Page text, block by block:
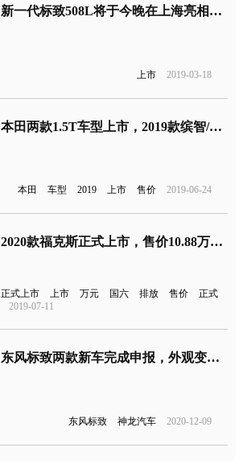
新一代标致508L将于今晚在上海亮相上市
上市 2019-03-18
本田两款1.5T车型上市，2019款缤智/XR-V售价公布
本田 车型 2019 上市 售价 2019-06-24
2020款福克斯正式上市，售价10.88万元起，满足国六排放
正式上市 上市 万元 国六 排放 售价
正式
2019-07-11
东风标致两款新车完成申报，外观变了！
东风标致 神龙汽车 2020-12-09